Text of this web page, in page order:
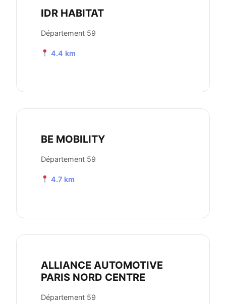
IDR HABITAT
Département 59
4.4 km
BE MOBILITY
Département 59
4.7 km
ALLIANCE AUTOMOTIVE
PARIS NORD CENTRE
Département 59